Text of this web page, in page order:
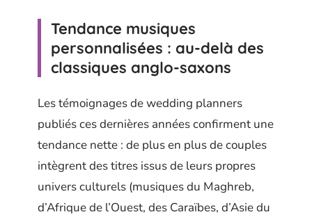
Tendance musiques
personnalisées : au-delà des
classiques anglo-saxons
Les témoignages de wedding planners
publiés ces dernières années confirment une
tendance nette : de plus en plus de couples
intègrent des titres issus de leurs propres
univers culturels (musiques du Maghreb,
d’Afrique de l’Ouest, des Caraïbes, d’Asie du